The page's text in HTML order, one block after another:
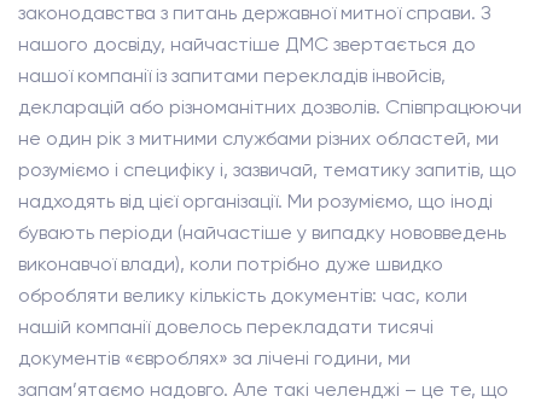
законодавства з питань державної митної справи. З
нашого досвіду, найчастіше ДМС звертається до
нашої компанії із запитами перекладів інвойсів,
декларацій або різноманітних дозволів. Співпрацюючи
не один рік з митними службами різних областей, ми
розуміємо і специфіку і, зазвичай, тематику запитів, що
надходять від цієї організації. Ми розуміємо, що іноді
бувають періоди (найчастіше у випадку нововведень
виконавчої влади), коли потрібно дуже швидко
обробляти велику кількість документів: час, коли
нашій компанії довелось перекладати тисячі
документів «євроблях» за лічені години, ми
запам’ятаємо надовго. Але такі челенджі – це те, що